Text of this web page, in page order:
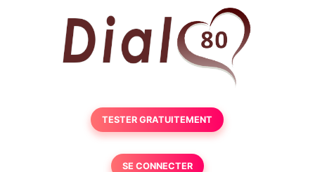
TESTER GRATUITEMENT
SE CONNECTER